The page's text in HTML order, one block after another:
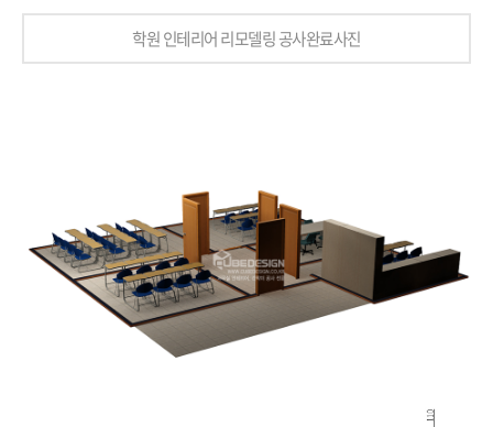
학원 인테리어 리모델링 공사완료사진